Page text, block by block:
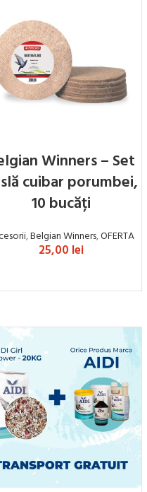
Winners – Set
cuibar porumbei,
10 bucăți
,Belgian Winners,OFERTA
25,00 lei